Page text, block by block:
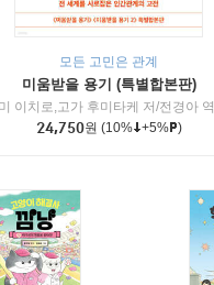
| 제이브리즈북스
모든 고민은 관계
미움받을 용기 (특별합본판)
이치로,고가 후미타케 저/전경아 역
24,750원 (10% +5% )